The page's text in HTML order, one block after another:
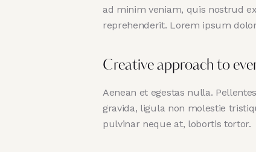
ad minim veniam, quis nostrud
reprehenderit. Lorem ipsum
Creative approach to
Aenean et egestas nulla.
gravida, ligula non molestie
pulvinar neque at, lobortis tortor.